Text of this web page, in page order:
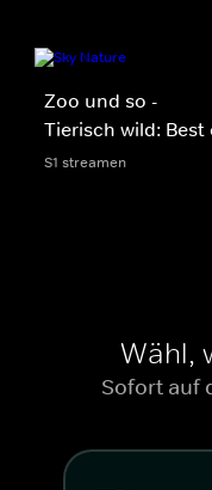
Zoo und so -
Tierisch wild: Best
S1 streamen
Wähl,
Sofort auf